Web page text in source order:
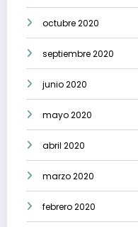
octubre 2020
septiembre 2020
junio 2020
mayo 2020
abril 2020
marzo 2020
febrero 2020